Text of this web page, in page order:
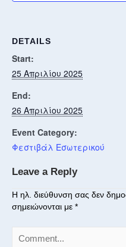
DETAILS
Start:
25 Απριλίου 2025
End:
26 Απριλίου 2025
Event Category:
Φεστιβάλ Εσωτερικού
Leave a Reply
Η ηλ. διεύθυνση σας δεν
σημειώνονται με *